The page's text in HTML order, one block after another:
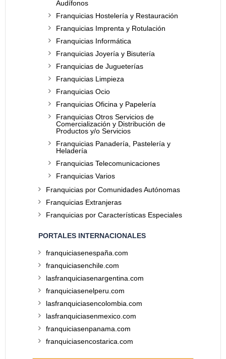
Audífonos
Franquicias Hostelería y Restauración
Franquicias Imprenta y Rotulación
Franquicias Informática
Franquicias Joyería y Bisutería
Franquicias de Jugueterías
Franquicias Limpieza
Franquicias Ocio
Franquicias Oficina y Papelería
Franquicias Otros Servicios de
Comercialización y Distribución de
Productos y/o Servicios
Franquicias Panadería, Pastelería y
Heladería
Franquicias Telecomunicaciones
Franquicias Varios
Franquicias por Comunidades Autónomas
Franquicias Extranjeras
Franquicias por Características Especiales
PORTALES INTERNACIONALES
franquiciasenespaña.com
franquiciasenchile.com
lasfranquiciasenargentina.com
franquiciasenelperu.com
lasfranquiciasencolombia.com
lasfranquiciasenmexico.com
franquiciasenpanama.com
franquiciasencostarica.com